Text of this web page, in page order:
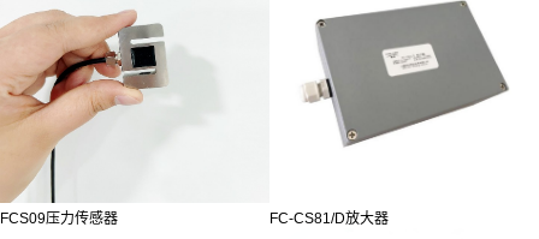
FCS09压力传感器 FC-CS81/D放大器